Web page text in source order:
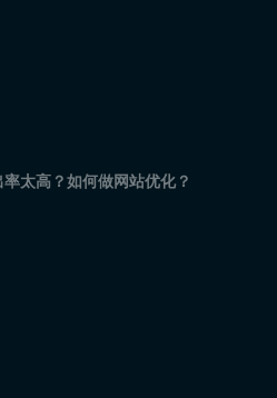
率太高？如何做网站优化？